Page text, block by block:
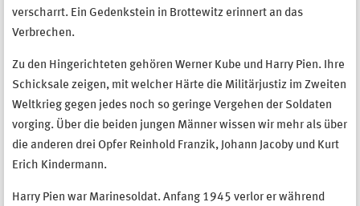
verscharrt. Ein Gedenkstein in Brottewitz erinnert an das
Verbrechen.
Zu den Hingerichteten gehören Werner Kube und Harry Pien. Ihre
Schicksale zeigen, mit welcher Härte die Militärjustiz im Zweiten
Weltkrieg gegen jedes noch so geringe Vergehen der Soldaten
vorging. Über die beiden jungen Männer wissen wir mehr als über
die anderen drei Opfer Reinhold Franzik, Johann Jacoby und Kurt
Erich Kindermann.
Harry Pien war Marinesoldat. Anfang 1945 verlor er während